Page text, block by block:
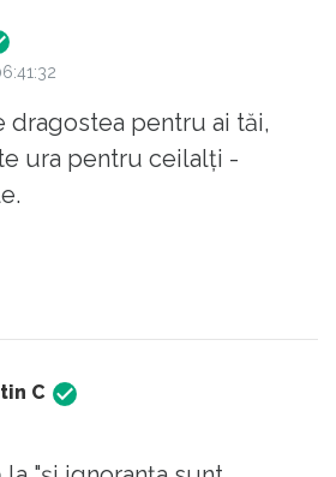
precisă sau doar și-a
idiot util?
dragostea pentru ai tăi,
ura pentru ceilalți -
C